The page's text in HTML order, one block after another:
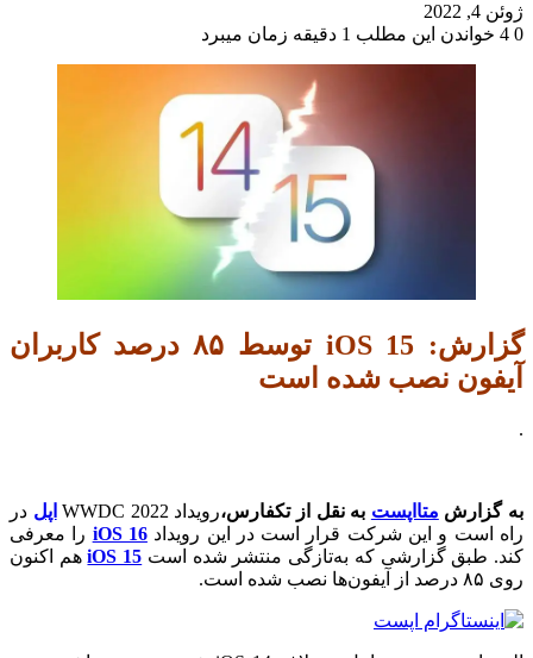
ژوئن 4, 2022
0
خواندن این مطلب 1 دقیقه زمان میبرد
گزارش: iOS 15 توسط ۸۵ درصد کاربران
آیفون نصب شده است
.
به گزارش متااپست به نقل از تکفارس،رویداد WWDC 2022 اپل در
راه است و این شرکت قرار است در این رویدادiOS 16 را معرفی
کند. طبق گزارشی که به‌تازگی منتشر شده است iOS 15هم اکنون
روی ۸۵ درصد از آیفون‌ها نصب شده است.